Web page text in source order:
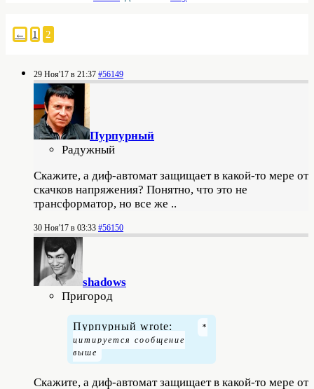
← 1 2
29 Ноя'17 в 21:37 #56149
Пурпурный
Радужный
Скажите, а диф-автомат защищает в какой-то мере от
скачков напряжения? Понятно, что это не
трансформатор, но все же ..
30 Ноя'17 в 03:33 #56150
shadows
Пригород
Пурпурный wrote:
Скажите, а диф-автомат защищает в какой-то мере от